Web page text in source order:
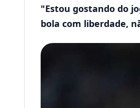
"Estou gostando do
bola com liberdade,